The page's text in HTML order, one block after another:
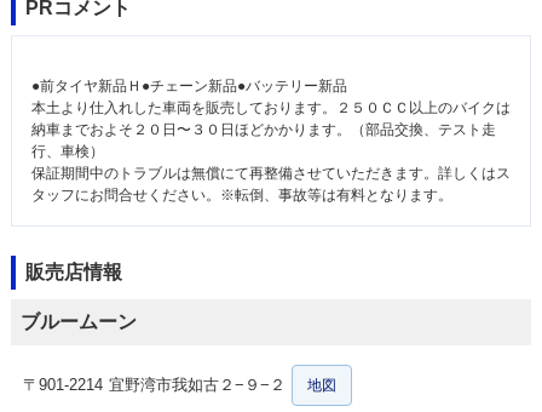
PRコメント
●前タイヤ新品Ｈ●チェーン新品●バッテリー新品
本土より仕入れした車両を販売しております。２５０ＣＣ以上のバイクは
納車までおよそ２０日〜３０日ほどかかります。（部品交換、テスト走
行、車検）
保証期間中のトラブルは無償にて再整備させていただきます。詳しくはス
タッフにお問合せください。※転倒、事故等は有料となります。
販売店情報
ブルームーン
〒901-2214 宜野湾市我如古２−９−２ 地図